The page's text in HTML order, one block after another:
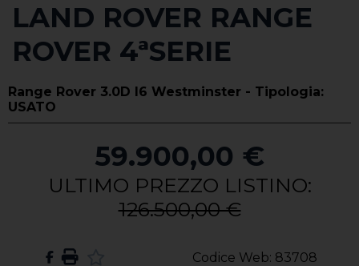
Codice Web: 83708
LAND ROVER RANGE
ROVER 4ªSERIE
Range Rover 3.0D l6 Westminster - Tipologia:
USATO
59.900,00 €
ULTIMO PREZZO LISTINO:
126.500,00 €